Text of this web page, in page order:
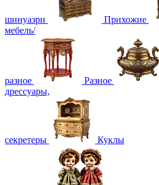
шинуазри Прихожие
мебель/
разное Разное
дрессуары,
секретеры Куклы